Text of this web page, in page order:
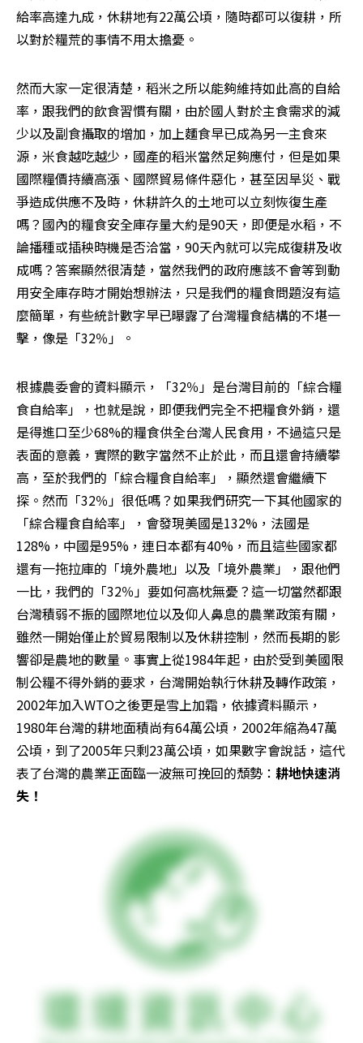
給率高達九成，休耕地有22萬公頃，隨時都可以復耕，所
以對於糧荒的事情不用太擔憂。
然而大家一定很清楚，稻米之所以能夠維持如此高的自給
率，跟我們的飲食習慣有關，由於國人對於主食需求的減
少以及副食攝取的增加，加上麵食早已成為另一主食來
源，米食越吃越少，國產的稻米當然足夠應付，但是如果
國際糧價持續高漲、國際貿易條件惡化，甚至因旱災、戰
爭造成供應不及時，休耕許久的土地可以立刻恢復生產
嗎？國內的糧食安全庫存量大約是90天，即便是水稻，不
論播種或插秧時機是否洽當，90天內就可以完成復耕及收
成嗎？答案顯然很清楚，當然我們的政府應該不會等到動
用安全庫存時才開始想辦法，只是我們的糧食問題沒有這
麼簡單，有些統計數字早已曝露了台灣糧食結構的不堪一
擊，像是「32％」。
根據農委會的資料顯示，「32％」是台灣目前的「綜合糧
食自給率」，也就是說，即便我們完全不把糧食外銷，還
是得進口至少68%的糧食供全台灣人民食用，不過這只是
表面的意義，實際的數字當然不止於此，而且還會持續攀
高，至於我們的「綜合糧食自給率」，顯然還會繼續下
探。然而「32％」很低嗎？如果我們研究一下其他國家的
「綜合糧食自給率」，會發現美國是132%，法國是
128%，中國是95%，連日本都有40%，而且這些國家都
還有一拖拉庫的「境外農地」以及「境外農業」，跟他們
一比，我們的「32％」要如何高枕無憂？這一切當然都跟
台灣積弱不振的國際地位以及仰人鼻息的農業政策有關，
雖然一開始僅止於貿易限制以及休耕控制，然而長期的影
響卻是農地的數量。事實上從1984年起，由於受到美國限
制公糧不得外銷的要求，台灣開始執行休耕及轉作政策，
2002年加入WTO之後更是雪上加霜，依據資料顯示，
1980年台灣的耕地面積尚有64萬公頃，2002年縮為47萬
公頃，到了2005年只剩23萬公頃，如果數字會說話，這代
表了台灣的農業正面臨一波無可挽回的頹勢： 耕地快速消
失！